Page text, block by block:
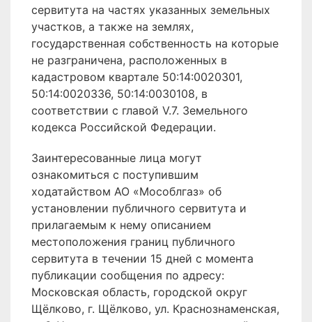
сервитута на частях указанных земельных
участков, а также на землях,
государственная собственность на которые
не разграничена, расположенных в
кадастровом квартале 50:14:0020301,
50:14:0020336, 50:14:0030108, в
соответствии с главой V.7. Земельного
кодекса Российской Федерации.
Заинтересованные лица могут
ознакомиться с поступившим
ходатайством АО «Мособлгаз» об
установлении публичного сервитута и
прилагаемым к нему описанием
местоположения границ публичного
сервитута в течении 15 дней с момента
публикации сообщения по адресу:
Московская область, городской округ
Щёлково, г. Щёлково, ул. Краснознаменская,